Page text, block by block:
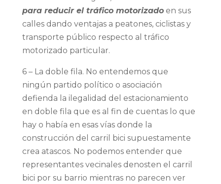
para reducir el tráfico motorizadoen sus
calles dando ventajas a peatones, ciclistas y
transporte público respecto al tráfico
motorizado particular.
6 – La doble fila. No entendemos que
ningún partido político o asociación
defienda la ilegalidad del estacionamiento
en doble fila que es al fin de cuentas lo que
hay o había en esas vías donde la
construcción del carril bici supuestamente
crea atascos. No podemos entender que
representantes vecinales denosten el carril
bici por su barrio mientras no parecen ver